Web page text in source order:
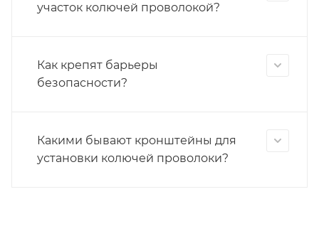
участок колючей проволокой?
Как крепят барьеры
безопасности?
Какими бывают кронштейны для
установки колючей проволоки?